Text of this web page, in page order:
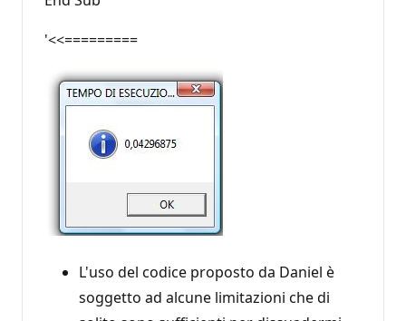
'<<=========
L'uso del codice proposto da Daniel è
soggetto ad alcune limitazioni che di